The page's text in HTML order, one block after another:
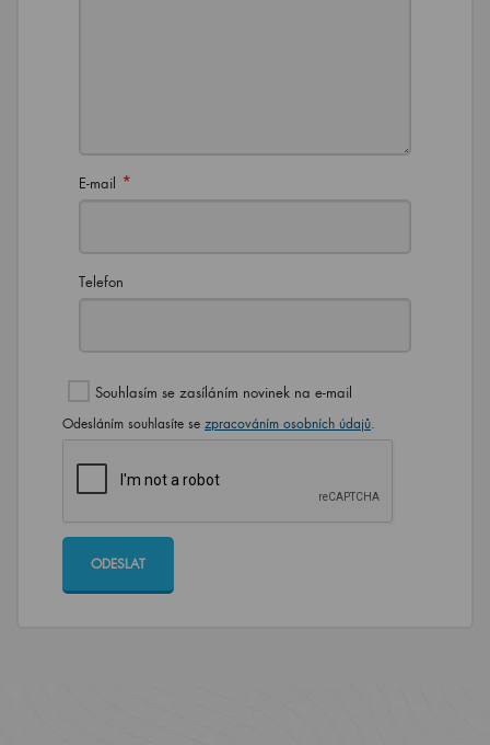
E-mail *
Telefon
Souhlasím se zasíláním novinek na e-mail
Odesláním souhlasíte se zpracováním osobních údajů.